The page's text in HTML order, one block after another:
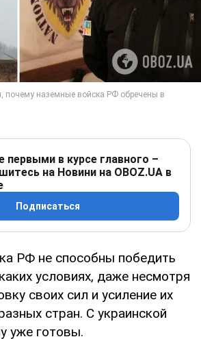
первыми в курсе главного –
на Новини на OBOZ.UA в
Подписаться
РФ не способны победить
условиях, даже несмотря
своих сил и усиление их
стран. С украинской
уже готовы.